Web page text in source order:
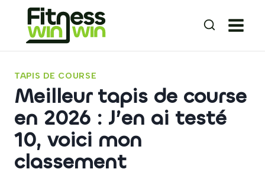
contenu
TAPIS DE COURSE
Meilleur tapis de course
en 2026 : J’en ai testé
10, voici mon
classement